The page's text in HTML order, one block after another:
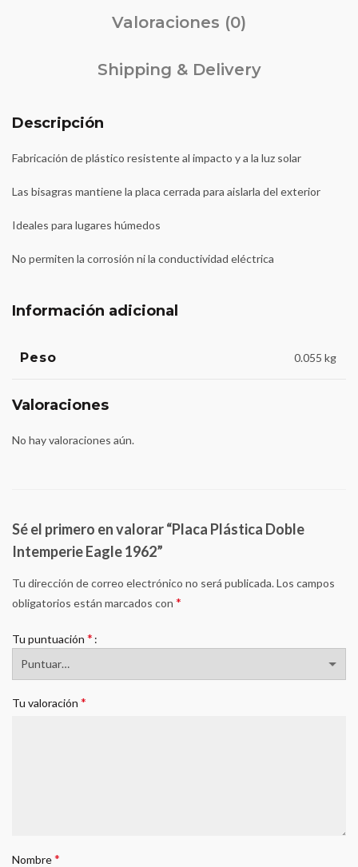
Valoraciones (0)
Shipping & Delivery
Descripción
Fabricación de plástico resistente al impacto y a la luz solar
Las bisagras mantiene la placa cerrada para aislarla del exterior
Ideales para lugares húmedos
No permiten la corrosión ni la conductividad eléctrica
Información adicional
Peso 0.055 kg
Valoraciones
No hay valoraciones aún.
Sé el primero en valorar “Placa Plástica Doble
Intemperie Eagle 1962”
Tu dirección de correo electrónico no será publicada.Los campos
obligatorios están marcados con *
Tu puntuación *
Tu valoración *
Nombre*